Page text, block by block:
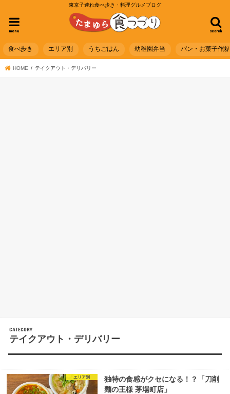
東京子連れ食べ歩き・料理グルメブログ
search
menu
食べ歩き エリア別 うちごはん 幼稚園弁当 パン・お菓子作り
HOME テイクアウト・デリバリー
テイクアウト・デリバリー
エリア別
独特の食感がクセになる！？「刀削
麺の王様 茅場町店」